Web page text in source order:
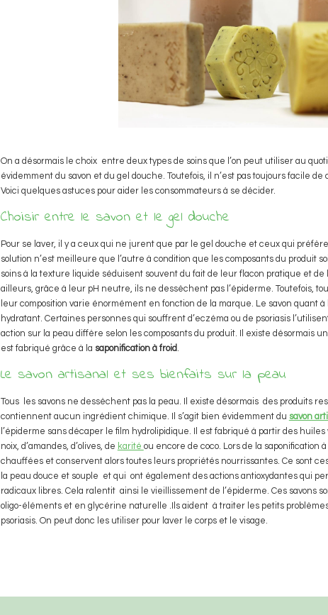
On a désormais le choix entre deux types de soins que l’on peut utiliser au
évidemment du savon et du gel douche. Toutefois, il n’est pas toujours facile
Voici quelques astuces pour aider les consommateurs à se décider.
Choisir entre le savon et le gel douche
Pour se laver, il y a ceux qui ne jurent que par le gel douche et ceux qui
solution n’est meilleure que l’autre à condition que les composants du produit
soins à la texture liquide séduisent souvent du fait de leur flacon pratique et
ailleurs, grâce à leur pH neutre, ils ne dessèchent pas l’épiderme. Toutefois,
leur composition varie énormément en fonction de la marque. Le savon quant
hydratant. Certaines personnes qui souffrent d’eczéma ou de psoriasis
action sur la peau diffère selon les composants du produit. Il existe désormais
est fabriqué grâce à la saponification à froid .
Le savon artisanal et ses bienfaits sur la peau
Tous les savons ne dessèchent pas la peau. Il existe désormais des produits
contiennent aucun ingrédient chimique. Il s’agit bien évidemment du savon
l’épiderme sans décaper le film hydrolipidique. Il est fabriqué à partir des
noix, d’amandes, d’olives, de karité ou encore de coco. Lors de la saponification
chauffées et conservent alors toutes leurs propriétés nourrissantes. Ce sont
la peau douce et souple et qui ont également des actions antioxydantes qui
radicaux libres. Cela ralentit ainsi le vieillissement de l’épiderme. Ces savons
oligo-éléments et en glycérine naturelle .Ils aident à traiter les petits
psoriasis. On peut donc les utiliser pour laver le corps et le visage.